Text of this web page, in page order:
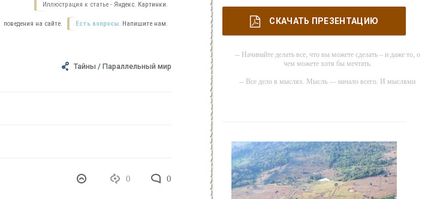
Иллюстрация к статье - Яндекс. Картинки.
Есть вопросы. Напишите нам.
поведения на сайте.
Тайны /Параллельный мир
0 0
СКАЧАТЬ ПРЕЗЕНТАЦИЮ
-- Начинайте делать все, что вы можете сделать – и даже то, о
чем можете хотя бы мечтать.
-- Все дело в мыслях. Мысль — начало всего. И мыслями
-- Самое большое богатство — это ум. Самая большая нищета
глупость. Из всех страхов самый пугающий —
-- Лучшее, что можно сделать с хорошим советом, это
пропустить его мимо ушей. Он никогда не бывает полезен
никому, кроме того, кто его дал.